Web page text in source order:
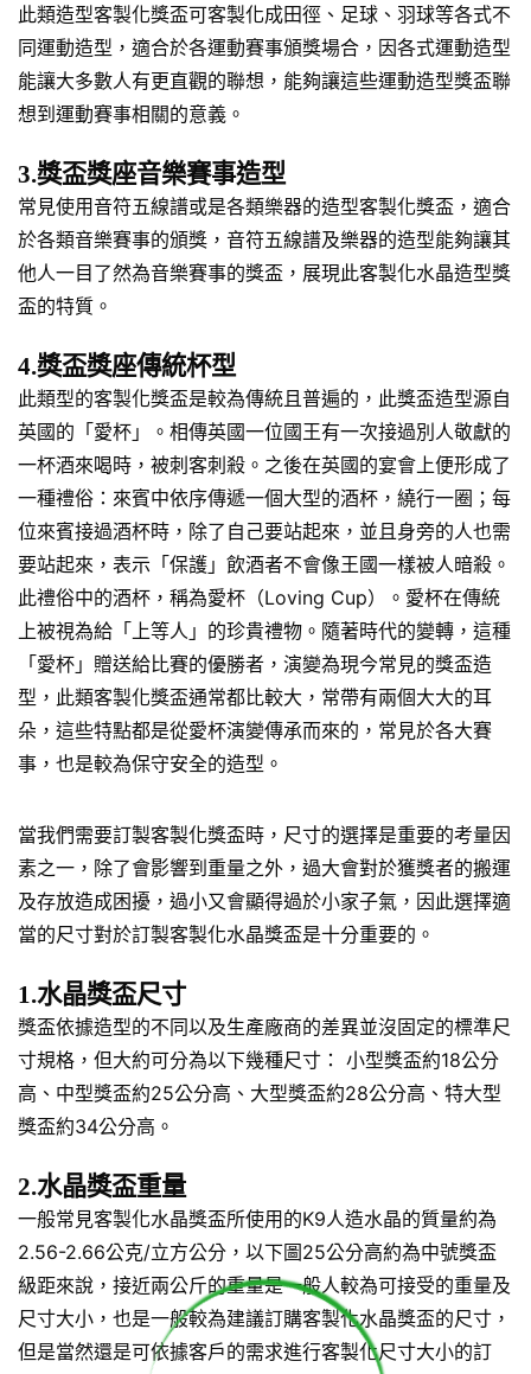
此類造型客製化獎盃可客製化成田徑、足球、羽球等各式不
同運動造型，適合於各運動賽事頒獎場合，因各式運動造型
能讓大多數人有更直觀的聯想，能夠讓這些運動造型獎盃聯
想到運動賽事相關的意義。
3.獎盃獎座音樂賽事造型
常見使用音符五線譜或是各類樂器的造型客製化獎盃，適合
於各類音樂賽事的頒獎，音符五線譜及樂器的造型能夠讓其
他人一目了然為音樂賽事的獎盃，展現此客製化水晶造型獎
盃的特質。
4.獎盃獎座傳統杯型
此類型的客製化獎盃是較為傳統且普遍的，此獎盃造型源自
英國的「愛杯」。相傳英國一位國王有一次接過別人敬獻的
一杯酒來喝時，被刺客刺殺。之後在英國的宴會上便形成了
一種禮俗：來賓中依序傳遞一個大型的酒杯，繞行一圈；每
位來賓接過酒杯時，除了自己要站起來，並且身旁的人也需
要站起來，表示「保護」飲酒者不會像王國一樣被人暗殺。
此禮俗中的酒杯，稱為愛杯（Loving Cup）。愛杯在傳統
上被視為給「上等人」的珍貴禮物。隨著時代的變轉，這種
「愛杯」贈送給比賽的優勝者，演變為現今常見的獎盃造
型，此類客製化獎盃通常都比較大，常帶有兩個大大的耳
朵，這些特點都是從愛杯演變傳承而來的，常見於各大賽
事，也是較為保守安全的造型。
當我們需要訂製客製化獎盃時，尺寸的選擇是重要的考量因
素之一，除了會影響到重量之外，過大會對於獲獎者的搬運
及存放造成困擾，過小又會顯得過於小家子氣，因此選擇適
當的尺寸對於訂製客製化水晶獎盃是十分重要的。
1.水晶獎盃尺寸
獎盃依據造型的不同以及生產廠商的差異並沒固定的標準尺
寸規格，但大約可分為以下幾種尺寸： 小型獎盃約18公分
高、中型獎盃約25公分高、大型獎盃約28公分高、特大型
獎盃約34公分高。
2.水晶獎盃重量
一般常見客製化水晶獎盃所使用的K9人造水晶的質量約為
2.56-2.66公克/立方公分，以下圖25公分高約為中號獎盃
級距來說，接近兩公斤的重量是一般人較為可接受的重量及
尺寸大小，也是一般較為建議訂購客製化水晶獎盃的尺寸，
但是當然還是可依據客戶的需求進行客製化尺寸大小的訂